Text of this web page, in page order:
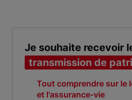
Je souhaite recevoir
transmission de
Tout comprendre sur le
et l'assurance-vie